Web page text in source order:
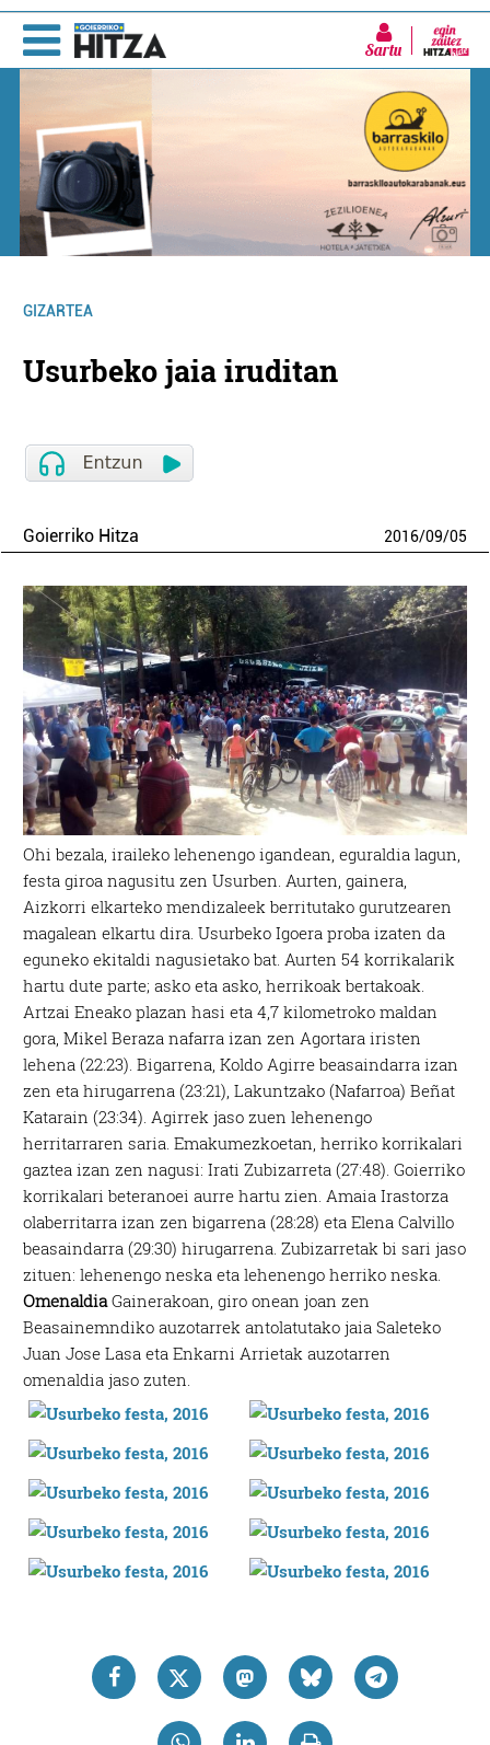
Sartu
GIZARTEA
Usurbeko jaia iruditan
Goierriko Hitza 2016/09/05
Ohi bezala, iraileko lehenengo igandean, eguraldia lagun,
festa giroa nagusitu zen Usurben. Aurten, gainera,
Aizkorri elkarteko mendizaleek berritutako gurutzearen
magalean elkartu dira. Usurbeko Igoera proba izaten da
eguneko ekitaldi nagusietako bat. Aurten 54 korrikalarik
hartu dute parte; asko eta asko, herrikoak bertakoak.
Artzai Eneako plazan hasi eta 4,7 kilometroko maldan
gora, Mikel Beraza nafarra izan zen Agortara iristen
lehena (22:23). Bigarrena, Koldo Agirre beasaindarra izan
zen eta hirugarrena (23:21), Lakuntzako (Nafarroa) Beñat
Katarain (23:34). Agirrek jaso zuen lehenengo
herritarraren saria. Emakumezkoetan, herriko korrikalari
gaztea izan zen nagusi: Irati Zubizarreta (27:48). Goierriko
korrikalari beteranoei aurre hartu zien. Amaia Irastorza
olaberritarra izan zen bigarrena (28:28) eta Elena Calvillo
beasaindarra (29:30) hirugarrena. Zubizarretak bi sari jaso
zituen: lehenengo neska eta lehenengo herriko neska.
OmenaldiaGainerakoan, giro onean joan zen
Beasainemndiko auzotarrek antolatutako jaia Saleteko
Juan Jose Lasa eta Enkarni Arrietak auzotarren
omenaldia jaso zuten.